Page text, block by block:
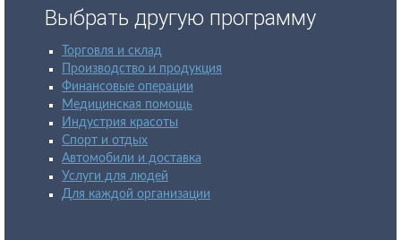
Выбрать другую программу
Торговля и склад
Производство и продукция
Финансовые операции
Медицинская помощь
Индустрия красоты
Спорт и отдых
Автомобили и доставка
Услуги для людей
Для каждой организации